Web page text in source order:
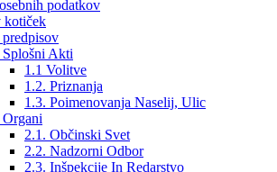
podatkov
kotiček
Splošni Akti
1.1 Volitve
1.2. Priznanja
1.3. Poimenovanja Naselij, Ulic
Organi
2.1. Občinski Svet
2.2. Nadzorni Odbor
2.3. Inšpekcije In Redarstvo